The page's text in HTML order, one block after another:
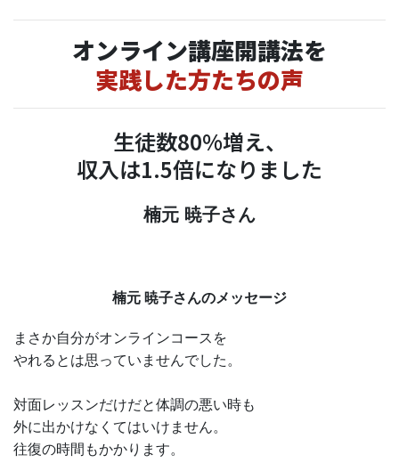
オンライン講座開講法を
実践した方たちの声
生徒数80%増え、
収入は1.5倍になりました
楠元 暁子さん
楠元 暁子さんのメッセージ
まさか自分がオンラインコースを
やれるとは思っていませんでした。
対面レッスンだけだと体調の悪い時も
外に出かけなくてはいけません。
往復の時間もかかります。